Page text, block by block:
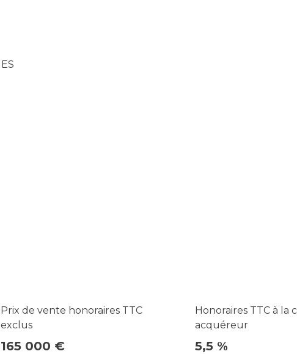
Prix de vente honoraires TTC
exclus
165 000 €
Honoraires TTC à la
acquéreur
5,5 %